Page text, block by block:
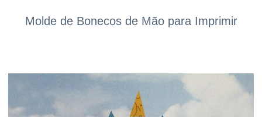
Molde de Bonecos de Mão para Imprimir